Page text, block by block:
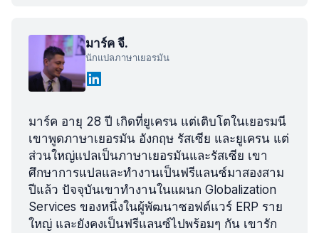
มาร์ค จี.
นักแปลภาษาเยอรมัน
มาร์ค อายุ 28 ปี เกิดที่ยูเครน แต่เติบโตในเยอรมนี
เขาพูดภาษาเยอรมัน อังกฤษ รัสเซีย และยูเครน แต่
ส่วนใหญ่แปลเป็นภาษาเยอรมันและรัสเซีย เขา
ศึกษาการแปลและทำงานเป็นฟรีแลนซ์มาสองสาม
ปีแล้ว ปัจจุบันเขาทำงานในแผนก Globalization
Services ของหนึ่งในผู้พัฒนาซอฟต์แวร์ ERP ราย
ใหญ่ และยังคงเป็นฟรีแลนซ์ไปพร้อมๆ กัน เขารัก